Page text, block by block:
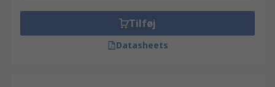
Tilføj
Datasheets